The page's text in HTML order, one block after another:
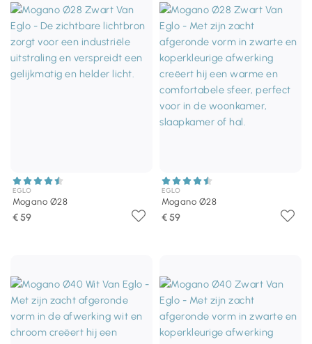
EGLO
Mogano Ø28
€ 59
EGLO
Mogano Ø28
€ 59